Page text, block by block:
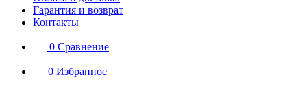
Гарантия и возврат
Контакты
0 Сравнение
0 Избранное